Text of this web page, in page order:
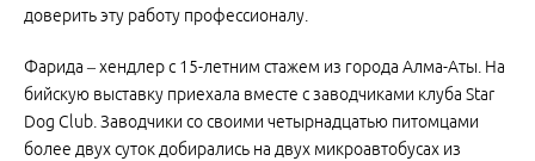
доверить эту работу профессионалу.
Фарида – хендлер с 15-летним стажем из города Алма-Аты. На
бийскую выставку приехала вместе с заводчиками клуба Star
Dog Club. Заводчики со своими четырнадцатью питомцами
более двух суток добирались на двух микроавтобусах из